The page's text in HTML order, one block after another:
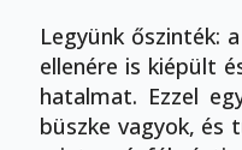
Legyünk őszinték:
ellenére is kiépült
hatalmat. Ezzel
büszke vagyok, és